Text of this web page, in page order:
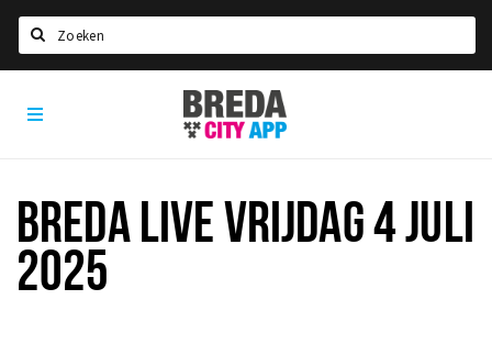
Home
Deals
Party pics
Nieuws, interviews & blogs
Breda
City
App
BREDA LIVE VRIJDAG 4 JULI
2025